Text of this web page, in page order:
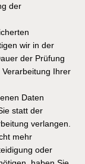
der
wir in der
der Prüfung
Ihrer
Daten
statt der
verlangen.
mehr
oder